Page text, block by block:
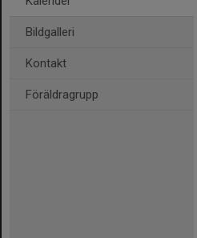
Bildgalleri
Kontakt
Föräldragrupp